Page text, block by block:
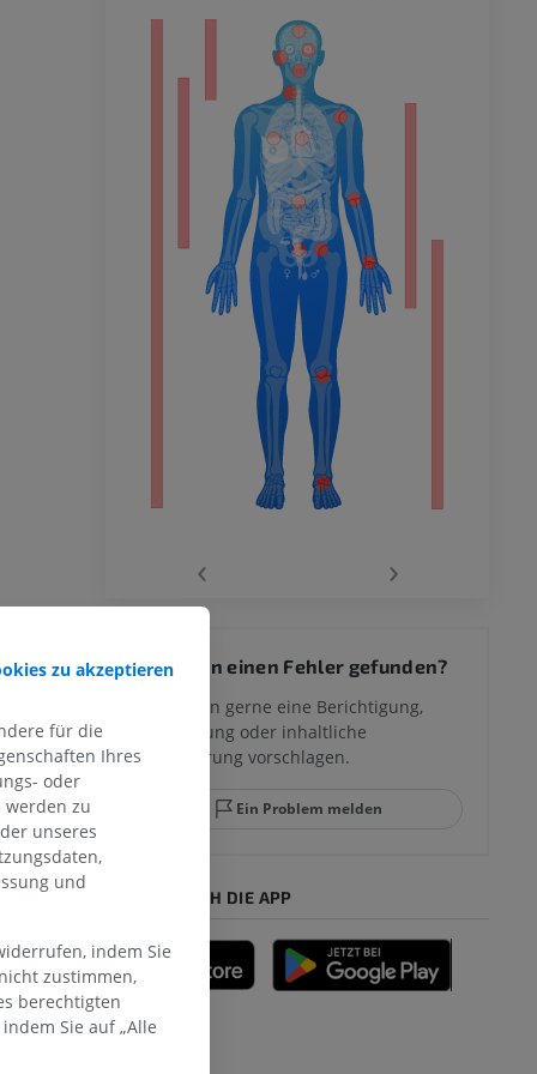
und
‹ ›
Sie haben einen Fehler gefunden?
Sie können gerne eine Berichtigung,
Übersetzung oder inhaltliche
Verbesserung vorschlagen.
Ein Problem melden
HOLE SIE SICH DIE APP
zu akzeptieren
für die
Ihres
oder
werden zu
unseres
und
indem Sie
zustimmen,
berechtigten
Sie auf „Alle